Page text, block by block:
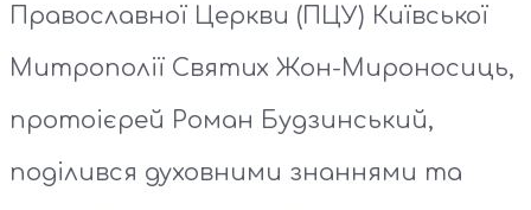
Православної Церкви (ПЦУ) Київської
Митрополії Святих Жон-Мироносиць,
протоієрей Роман Будзинський,
поділився духовними знаннями та